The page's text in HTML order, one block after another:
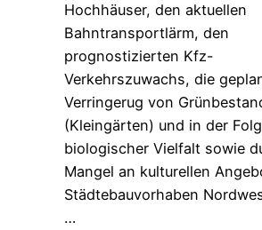
Hochhäuser, den aktuellen
Bahntransportlärm, den
prognostizierten Kfz-
Verkehrszuwachs, die
Verringerug von
(Kleingärten) und in der
biologischer Vielfalt sowie
Mangel an kulturellen
Städtebauvorhaben
…